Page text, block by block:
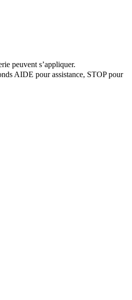
peuvent s’appliquer.
AIDE pour assistance, STOP pour